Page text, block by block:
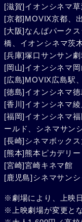
[滋賀]イオンシネマ
[京都]MOVIX京都、
[大阪]なんばパーク
橋、イオンシネマ茨
[兵庫]塚口サンサン
[岡山]イオンシネマ岡
[広島]MOVIX広島駅
[徳島]イオンシネマ徳
[香川]イオンシネマ綾
[福岡]イオンシネマ
ールド、シネマサン
[長崎]シネマボック
[熊本]熊本ピカデリー
[宮崎]宮崎キネマ館
[鹿児島]シネマサン
※劇場により、上映
※上映劇場が変更と